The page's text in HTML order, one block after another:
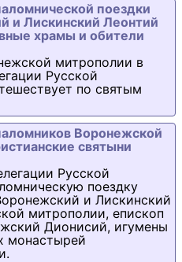
поездки
и Лискинский Леонтий
храмы и обители
митрополии в
Русской
по святым
Воронежской
святыни
Русской
поездку
и Лискинский
митрополии, епископ
Дионисий, игумены
монастырей